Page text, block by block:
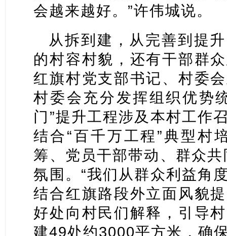
会越来越好。”许伟城说。
从拆到建，从完善到提
的村容村貌，还有干部群
红旗村党支部书记、村委
村委会充分发挥组织优势
门”提升工程涉及本村工作
结合“百千万工程”典型村
筹、党员干部带动 、群众
氛围。“我们从群众利益角
结合红旗路段外立面风貌
好处向村民们解释，引导
建49处约3000平方米，确